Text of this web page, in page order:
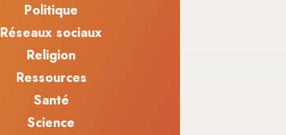
Politique
Réseaux sociaux
Religion
Ressources
Santé
Science